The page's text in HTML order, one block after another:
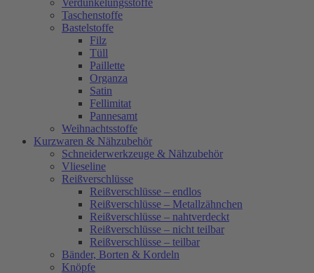
Verdunkelungsstoffe
Taschenstoffe
Bastelstoffe
Filz
Tüll
Paillette
Organza
Satin
Fellimitat
Pannesamt
Weihnachtsstoffe
Kurzwaren & Nähzubehör
Schneiderwerkzeuge & Nähzubehör
Vlieseline
Reißverschlüsse
Reißverschlüsse – endlos
Reißverschlüsse – Metallzähnchen
Reißverschlüsse – nahtverdeckt
Reißverschlüsse – nicht teilbar
Reißverschlüsse – teilbar
Bänder, Borten & Kordeln
Knöpfe